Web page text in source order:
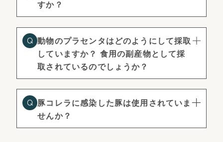
すか？
動物のプラセンタはどのようにして採取
していますか？ 食用の副産物として採
取されているのでしょうか？
豚コレラに感染した豚は使用されていま
せんか？